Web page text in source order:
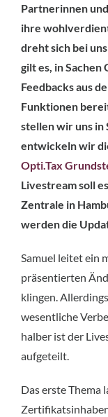
Partnerinnen
ihre
dreht sich bei
gilt es, in
Feedbacks aus
Funktionen
stellen wir uns in
entwickeln wir
Opti.Tax
Livestream soll
Zentrale in
werden die
Samuel leitet ein
präsentierten
klingen.
wesentliche
halber ist der
aufgeteilt.
Das erste Thema